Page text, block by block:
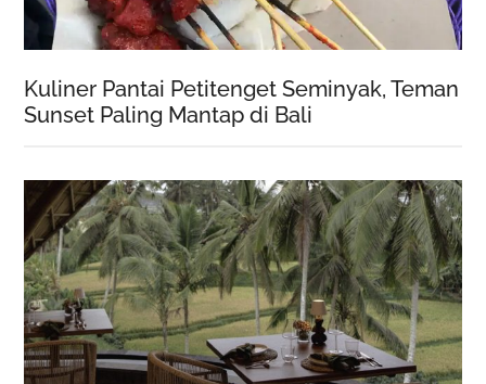
Kuliner Pantai Petitenget Seminyak, Teman
Sunset Paling Mantap di Bali